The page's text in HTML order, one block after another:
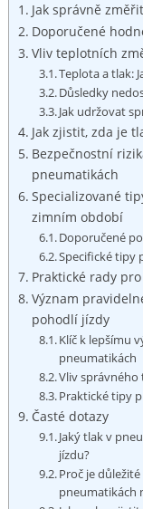
Jak správně
Doporučené
Vliv teplotních
Teplota a tlak:
Důsledky
Jak udržovat
Jak zjistit, zda je
Bezpečnostní
pneumatikách
Specializované
zimním období
Doporučené
Specifické tipy
Praktické rady
Význam
pohodlí jízdy
Klíč k lepšímu
pneumatikách
Vliv
Praktické tipy
Časté dotazy
Jaký tlak v
jízdu?
Proč je
pneumatikách